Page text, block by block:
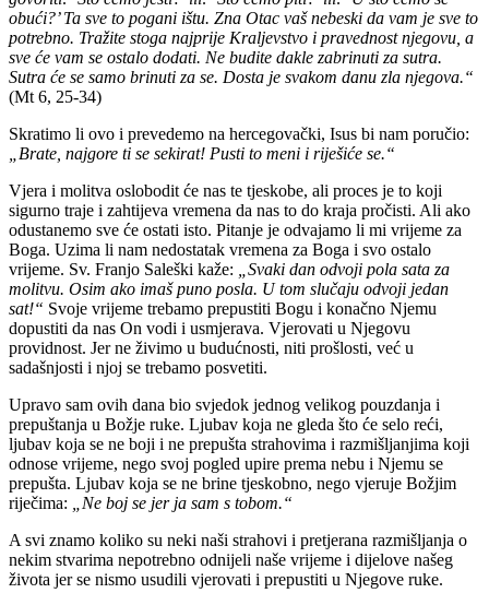
obući?’ Ta sve to pogani ištu. Zna Otac vaš nebeski da vam je sve to
potrebno. Tražite stoga najprije Kraljevstvo i pravednost njegovu, a
sve će vam se ostalo dodati. Ne budite dakle zabrinuti za sutra.
Sutra će se samo brinuti za se. Dosta je svakom danu zla njegova.“
(Mt 6, 25-34)
Skratimo li ovo i prevedemo na hercegovački, Isus bi nam poručio:
„Brate, najgore ti se sekirat! Pusti to meni i riješiće se.“
Vjera i molitva oslobodit će nas te tjeskobe, ali proces je to koji
sigurno traje i zahtijeva vremena da nas to do kraja pročisti. Ali ako
odustanemo sve će ostati isto. Pitanje je odvajamo li mi vrijeme za
Boga. Uzima li nam nedostatak vremena za Boga i svo ostalo
vrijeme. Sv. Franjo Saleški kaže:
„Svaki dan odvoji pola sata za
molitvu. Osim ako imaš puno posla. U tom slučaju odvoji jedan
sat!“ Svoje vrijeme trebamo prepustiti Bogu i konačno Njemu
dopustiti da nas On vodi i usmjerava. Vjerovati u Njegovu
providnost. Jer ne živimo u budućnosti, niti prošlosti, već u
sadašnjosti i njoj se trebamo posvetiti.
Upravo sam ovih dana bio svjedok jednog velikog pouzdanja i
prepuštanja u Božje ruke. Ljubav koja ne gleda što će selo reći,
ljubav koja se ne boji i ne prepušta strahovima i razmišljanjima koji
odnose vrijeme, nego svoj pogled upire prema nebu i Njemu se
prepušta. Ljubav koja se ne brine tjeskobno, nego vjeruje Božjim
riječima:
„Ne boj se jer ja sam s tobom.“
A svi znamo koliko su neki naši strahovi i pretjerana razmišljanja o
nekim stvarima nepotrebno odnijeli naše vrijeme i dijelove našeg
života jer se nismo usudili vjerovati i prepustiti u Njegove ruke.